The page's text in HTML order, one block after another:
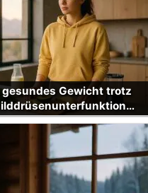
gesundes Gewicht trotz